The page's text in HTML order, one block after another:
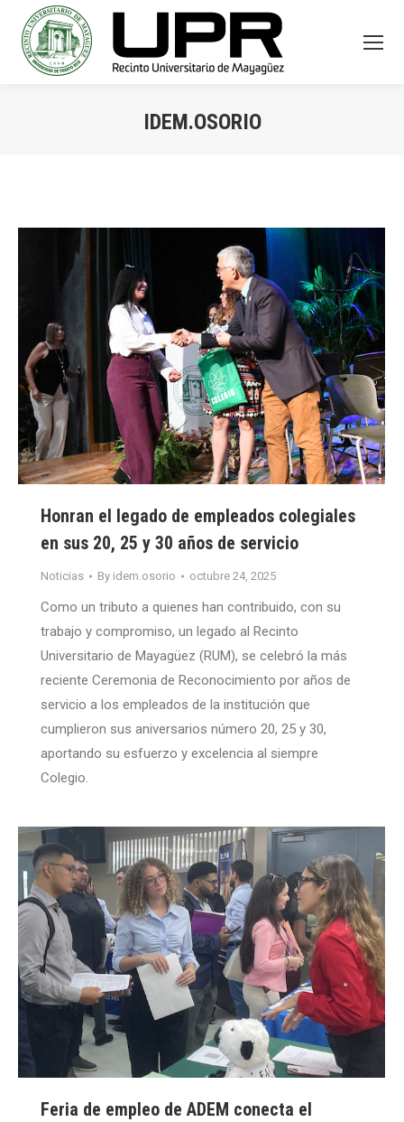
IDEM.OSORIO
Honran el legado de empleados colegiales
en sus 20, 25 y 30 años de servicio
Noticias By idem.osorio octubre 24, 2025
Como un tributo a quienes han contribuido, con su
trabajo y compromiso, un legado al Recinto
Universitario de Mayagüez (RUM), se celebró la más
reciente Ceremonia de Reconocimiento por años de
servicio a los empleados de la institución que
cumplieron sus aniversarios número 20, 25 y 30,
aportando su esfuerzo y excelencia al siempre
Colegio.
Feria de empleo de ADEM conecta el